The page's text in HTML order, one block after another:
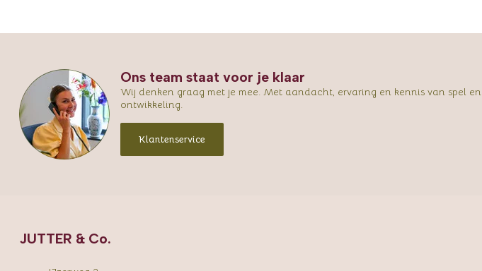
Ons team staat voor je klaar
Wij denken graag met je mee. Met aandacht, ervaring en kennis van spel en
ontwikkeling.
Klantenservice
JUTTER & Co.